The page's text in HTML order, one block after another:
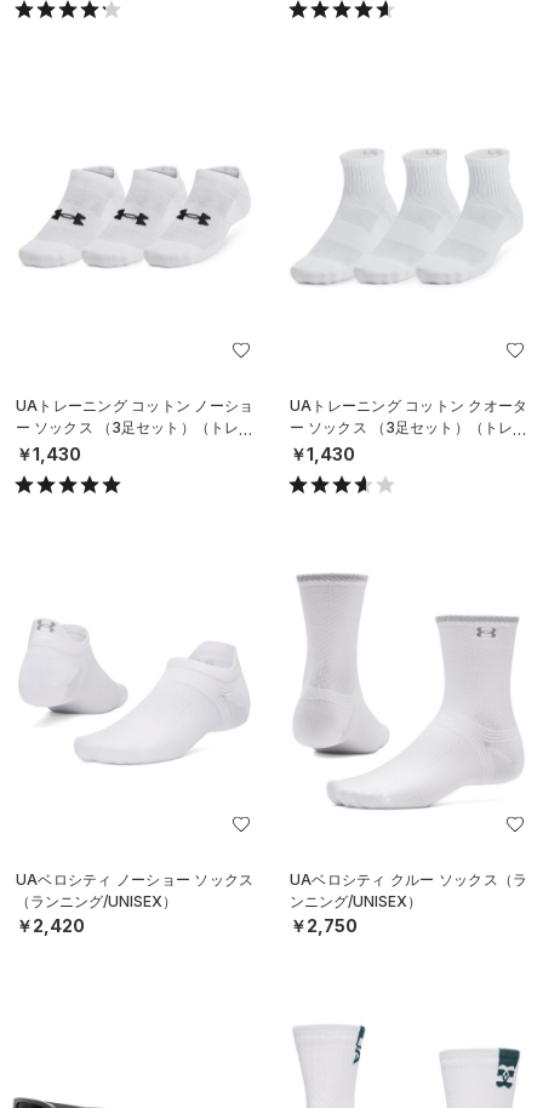
UAトレーニング コットン ノーショ
ー ソックス （3足セット）（トレー
ニング/UNISEX）
￥1,430
UAトレーニング コットン クオータ
ー ソックス （3足セット）（トレー
ニング/UNISEX）
￥1,430
UAベロシティ ノーショー ソックス
（ランニング/UNISEX）
￥2,420
UAベロシティ クルー ソックス（ラ
ンニング/UNISEX）
￥2,750